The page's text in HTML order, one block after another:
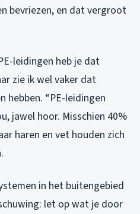
bevriezen, en dat vergroot
leidingen heb je dat
zie ik wel vaker dat
hebben. “PE-leidingen
jawel hoor. Misschien 40%
haren en vet houden zich
in het buitengebied
let op wat je door